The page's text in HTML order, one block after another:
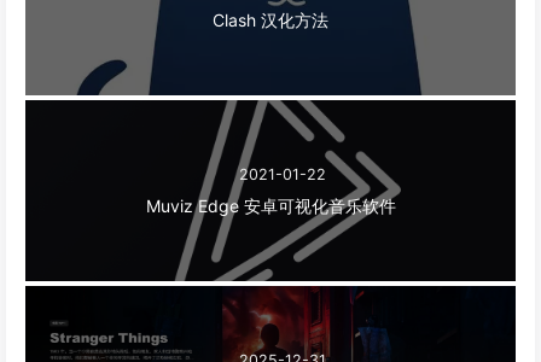
Clash 汉化方法
2021-01-22
Muviz Edge 安卓可视化音乐软件